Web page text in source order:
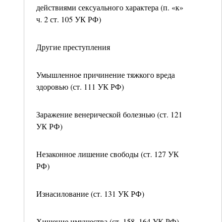
действиями сексуального характера (п. «к»
ч. 2 ст. 105 УК РФ)
Другие преступления
Умышленное причинение тяжкого вреда
здоровью (ст. 111 УК РФ)
Заражение венерической болезнью (ст. 121
УК РФ)
Незаконное лишение свободы (ст. 127 УК
РФ)
Изнасилование (ст. 131 УК РФ)